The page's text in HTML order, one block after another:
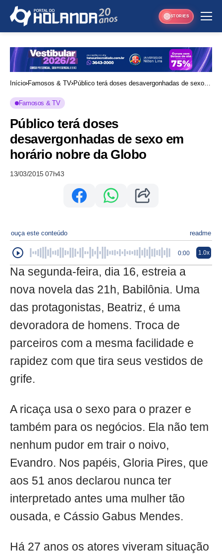
STORIES
Início Famosos & TV Público terá doses desavergonhadas de sexo
Famosos & TV
Público terá doses
desavergonhadas de sexo em
horário nobre da Globo
13/03/2015 07h43
ouça este conteúdo readme
0:00 1.0x
Na segunda-feira, dia 16, estreia a
nova novela das 21h, Babilônia. Uma
das protagonistas, Beatriz, é uma
devoradora de homens. Troca de
parceiros com a mesma facilidade e
rapidez com que tira seus vestidos de
grife.
A ricaça usa o sexo para o prazer e
também para os negócios. Ela não tem
nenhum pudor em trair o noivo,
Evandro. Nos papéis, Gloria Pires, que
aos 51 anos declarou nunca ter
interpretado antes uma mulher tão
ousada, e Cássio Gabus Mendes.
Há 27 anos os atores viveram situação